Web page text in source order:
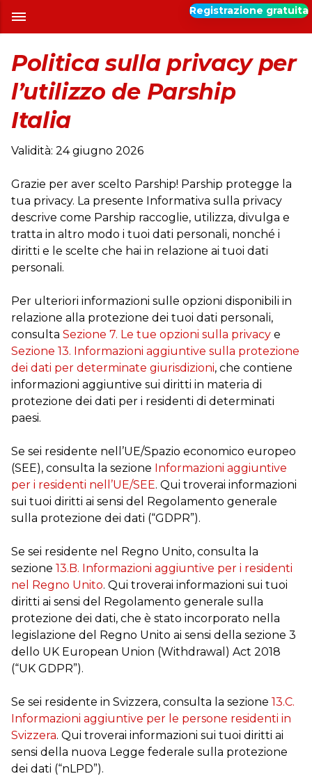
Registrazione gratuita
Politica sulla privacy per
l’utilizzo de Parship
Italia
Validità: 24 giugno 2026
Grazie per aver scelto Parship! Parship protegge la
tua privacy. La presente Informativa sulla privacy
descrive come Parship raccoglie, utilizza, divulga e
tratta in altro modo i tuoi dati personali, nonché i
diritti e le scelte che hai in relazione ai tuoi dati
personali.
Per ulteriori informazioni sulle opzioni disponibili in
relazione alla protezione dei tuoi dati personali,
consulta Sezione 7. Le tue opzioni sulla privacy e
Sezione 13. Informazioni aggiuntive sulla protezione
dei dati per determinate giurisdizioni, che contiene
informazioni aggiuntive sui diritti in materia di
protezione dei dati per i residenti di determinati
paesi.
Se sei residente nell’UE/Spazio economico europeo
(SEE), consulta la sezione Informazioni aggiuntive
per i residenti nell’UE/SEE. Qui troverai informazioni
sui tuoi diritti ai sensi del Regolamento generale
sulla protezione dei dati (“GDPR”).
Se sei residente nel Regno Unito, consulta la
sezione 13.B. Informazioni aggiuntive per i residenti
nel Regno Unito. Qui troverai informazioni sui tuoi
diritti ai sensi del Regolamento generale sulla
protezione dei dati, che è stato incorporato nella
legislazione del Regno Unito ai sensi della sezione 3
dello UK European Union (Withdrawal) Act 2018
(“UK GDPR”).
Se sei residente in Svizzera, consulta la sezione 13.C.
Informazioni aggiuntive per le persone residenti in
Svizzera. Qui troverai informazioni sui tuoi diritti ai
sensi della nuova Legge federale sulla protezione
dei dati (“nLPD”).